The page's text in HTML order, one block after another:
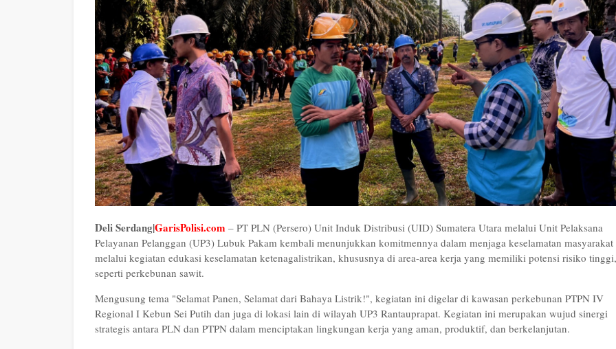
Deli Serdang|GarisPolisi.com – PT PLN (Persero) Unit Induk Distribusi (UID) Sumatera Utara melalui Unit Pelaksana
Pelayanan Pelanggan (UP3) Lubuk Pakam kembali menunjukkan komitmennya dalam menjaga keselamatan masyarakat
melalui kegiatan edukasi keselamatan ketenagalistrikan, khususnya di area-area kerja yang memiliki potensi risiko tinggi,
seperti perkebunan sawit.
Mengusung tema "Selamat Panen, Selamat dari Bahaya Listrik!", kegiatan ini digelar di kawasan perkebunan PTPN IV
Regional I Kebun Sei Putih dan juga di lokasi lain di wilayah UP3 Rantauprapat. Kegiatan ini merupakan wujud sinergi
strategis antara PLN dan PTPN dalam menciptakan lingkungan kerja yang aman, produktif, dan berkelanjutan.